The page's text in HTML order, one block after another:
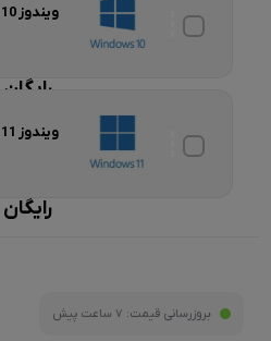
ویندوز 10 + نرم افزار ضروری
رایگان
ویندوز 11 + نرم افزار ضروری
رایگان
بروزرسانی قیمت: 7 ساعت پیش